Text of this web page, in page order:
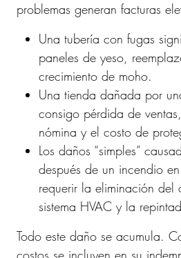
problemas generan facturas
Una tubería con fugas
paneles de yeso,
crecimiento de moho.
Una tienda dañada por
consigo pérdida de
nómina y el costo de
Los daños “simples”
después de un incendio
requerir la eliminación
sistema HVAC y la
Todo este daño se acumula.
costos se incluyen en su